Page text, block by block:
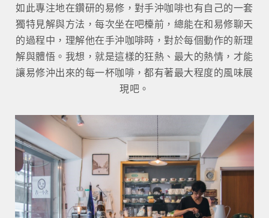
如此專注地在鑽研的易修，對手沖咖啡也有自己的一套
獨特見解與方法，每次坐在吧檯前，總能在和易修聊天
的過程中，理解他在手沖咖啡時，對於每個動作的新理
解與體悟。我想，就是這樣的狂熱、最大的熱情，才能
讓易修沖出來的每一杯咖啡，都有著最大程度的風味展
現吧。